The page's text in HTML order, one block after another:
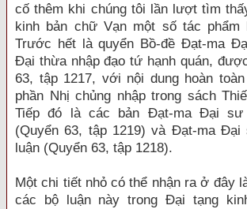
cố thêm khi chúng tôi lần lượt tìm
kinh bản chữ Vạn một số tác phẩm
Trước hết là quyển Bồ-đề Đạt-ma
Đại thừa nhập đạo tứ hạnh quán,
63, tập 1217, với nội dung hoàn
phần Nhị chủng nhập trong sách
Tiếp đó là các bản Đạt-ma Đại sư
(Quyển 63, tập 1219) và Đạt-ma Đại
luận (Quyển 63, tập 1218).
Một chi tiết nhỏ có thể nhận ra ở đây
các bộ luận này trong Đại tạng